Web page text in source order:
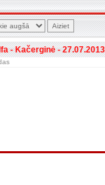
- Kačerginė - 27.07.2013